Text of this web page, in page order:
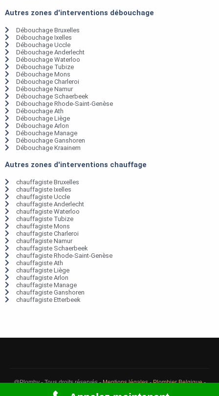
Autres zones d'interventions débouchage
Débouchage Bruxelles
Débouchage Ixelles
Débouchage Uccle
Débouchage Anderlecht
Débouchage Waterloo
Débouchage Tubize
Débouchage Mons
Débouchage Charleroi
Débouchage Namur
Débouchage Schaerbeek
Débouchage Rhode-Saint-Genèse
Débouchage Ath
Débouchage Liège
Débouchage Arlon
Débouchage Manage
Débouchage Ganshoren
Débouchage Kraainem
Autres zones d'interventions chauffage
chauffagiste Bruxelles
chauffagiste Ixelles
chauffagiste Uccle
chauffagiste Anderlecht
chauffagiste Waterloo
chauffagiste Tubize
chauffagiste Mons
chauffagiste Charleroi
chauffagiste Namur
chauffagiste Schaerbeek
chauffagiste Rhode-Saint-Genèse
chauffagiste Ath
chauffagiste Liège
chauffagiste Arlon
chauffagiste Manage
chauffagiste Ganshoren
chauffagiste Etterbeek
@Plomby - Tous droits réservés -Mentions légales-Plombier Belgique-
Débouchage Belgique